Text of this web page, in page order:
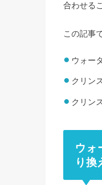
合わせる
この記事
ウォー
クリン
クリン
ウォ
り換